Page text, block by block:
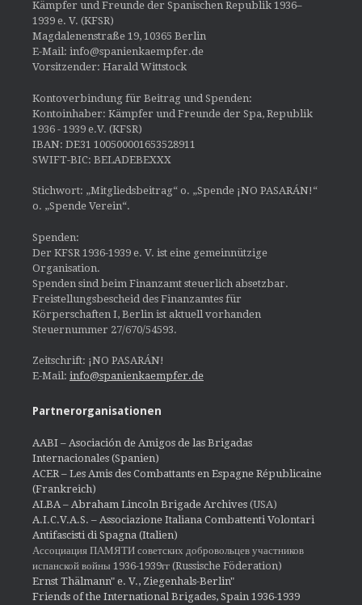
Kämpfer und Freunde der Spanischen Republik 1936–
1939 e. V. (KFSR)
Magdalenenstraße 19, 10365 Berlin
E-Mail: info@spanienkaempfer.de
Vorsitzender: Harald Wittstock
Kontoverbindung für Beitrag und Spenden:
Kontoinhaber: Kämpfer und Freunde der Spa, Republik
1936 - 1939 e.V. (KFSR)
IBAN: DE31 100500001653528911
SWIFT-BIC: BELADEBEXXX
Stichwort: „Mitgliedsbeitrag“ o. „Spende ¡NO PASARÁN!“
o. „Spende Verein“.
Spenden:
Der KFSR 1936-1939 e. V. ist eine gemeinnützige
Organisation.
Spenden sind beim Finanzamt steuerlich absetzbar.
Freistellungsbescheid des Finanzamtes für
Körperschaften I, Berlin ist aktuell vorhanden
Steuernummer 27/670/54593.
Zeitschrift: ¡NO PASARÁN!
E-Mail: info@spanienkaempfer.de
Partnerorganisationen
AABI – Asociación de Amigos de las Brigadas
Internacionales (Spanien)
ACER – Les Amis des Combattants en Espagne Républicaine
(Frankreich)
ALBA – Abraham Lincoln Brigade Archives (USA)
A.I.C.V.A.S. – Associazione Italiana Combattenti Volontari
Antifascisti di Spagna (Italien)
Ассоциация ПАМЯТИ советских добровольцев участников
испанской войны 1936-1939гг (Russische Föderation)
Ernst Thälmann" e. V., Ziegenhals-Berlin"
Friends of the International Brigades, Spain 1936-1939